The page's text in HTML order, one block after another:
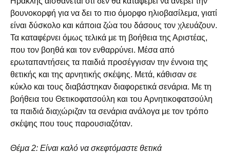
βουνοκορφή για να δει το πιο όμορφο ηλιοβασίλεμα, γιατί
είναι δύσκολο και κάποια ζώα του δάσους τον χλευάζουν.
Τα καταφέρνει όμως τελικά με τη βοήθεια της Αριστέας,
που τον βοηθά και τον ενθαρρύνει. Μέσα από
ερωταπαντήσεις τα παιδιά προσέγγισαν την έννοια της
θετικής και της αρνητικής σκέψης. Μετά, κάθισαν σε
κύκλο και τους διαβάστηκαν διαφορετικά σενάρια. Με τη
βοήθεια του Θετικοφατσούλη και του Αρνητικοφατσούλη
τα παιδιά διαχώριζαν τα σενάρια ανάλογα με τον τρόπο
σκέψης που τους παρουσιαζόταν.
Θέμα 2: Είναι καλό να σκεφτόμαστε θετικά